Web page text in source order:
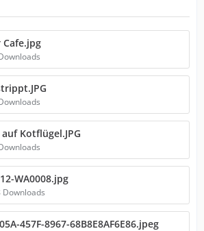
Cafe.jpg
Kotflügel.JPG
WA0008.jpg
Downloads
457F-8967-68B8E8AF6E86.jpeg